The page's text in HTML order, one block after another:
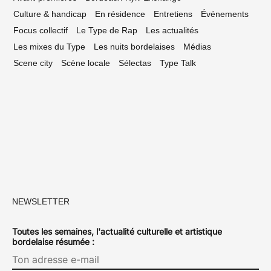
Culture & handicap
En résidence Entretiens
Événements
Focus collectif
Le Type de Rap
Les actualités
Les mixes du Type
Les nuits bordelaises
Médias
Scene city
Scène locale Sélectas Type Talk
NEWSLETTER
Toutes les semaines, l'actualité culturelle et artistique
bordelaise résumée :